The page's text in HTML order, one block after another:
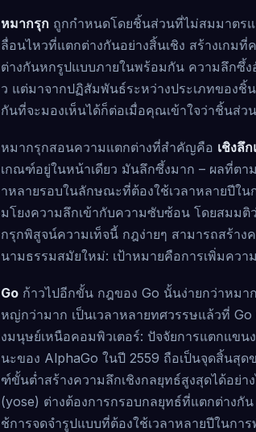
หมากรุก ถูกกำหนดโดยชิ้นส่วนที่ไม่สมมาตร
ลื่อนไหวที่แตกต่างกันอย่างสิ้นเชิง สร้างเกม
ต่างกันหกรูปแบบภายในพร้อมกัน ความลึกซึ้ง
ว แต่มาจากปฏิสัมพันธ์ระหว่างประเภทของ
กันที่จะมองเห็นได้ก็ต่อเมื่อคุณเข้าใจว่าชิ้นส่
หมากรุกสอนความแตกต่างที่สำคัญคือ เชิงลึ
เกณฑ์อยู่ในหน้าเดียว มันลึกซึ้งมาก – ผลที่ตา
าหลายรอบในลักษณะที่ต้องใช้เวลาหลายปีใน
มโยงความลึกเข้ากับความซับซ้อน โดยสมมติ
กรุกพิสูจน์ความเท็จนี้ กฎง่ายๆ สามารถสร้า
นามธรรมสมัยใหม่: เป้าหมายคือการเพิ่มคว
Go ก้าวไปอีกขั้น กฎของ Go นั้นง่ายกว่าหม
หญ่กว่ามาก เป็นเวลาหลายทศวรรษแล้วที่
งมนุษย์เหนือคอมพิวเตอร์: ปัจจัยการแตกแข
นะของ AlphaGo ในปี 2559 ถือเป็นจุดสิ้นสุ
ฑ์ขั้นต่ำสร้างความลึกเชิงกลยุทธ์สูงสุดได้อย่า
(yose) ต่างต้องการกรอบกลยุทธ์ที่แตกต่างกั
ช้การจดจำรูปแบบที่ต้องใช้เวลาหลายปีในกา